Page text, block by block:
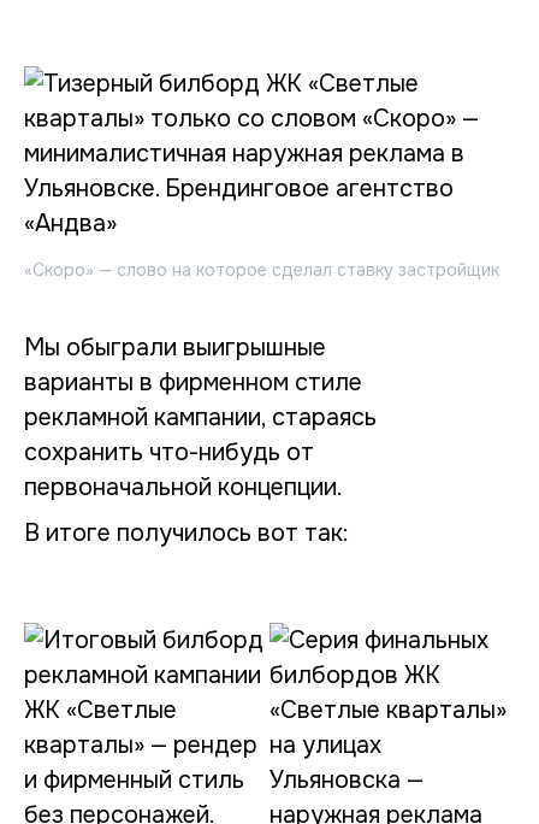
«Скоро» — слово на которое сделал ставку застройщик
Мы обыграли выигрышные
варианты в фирменном стиле
рекламной кампании, стараясь
сохранить что-нибудь от
первоначальной концепции.
В итоге получилось вот так: